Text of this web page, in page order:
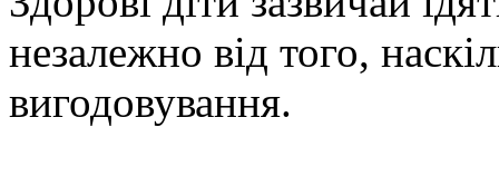
незалежно від того,
вигодовування.